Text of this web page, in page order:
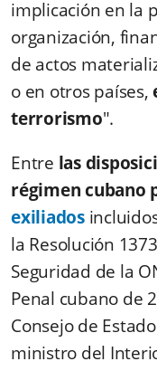
implicación en la
organización,
de actos
o en otros países,
terrorismo".
Entre las
régimen cubano
exiliados
la Resolución
Seguridad de la
Penal cubano de
Consejo de
ministro del